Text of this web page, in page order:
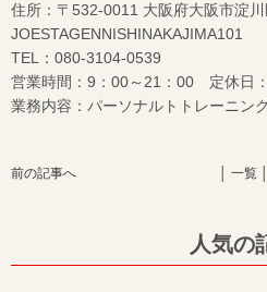
住所：〒532-0011 大阪府大阪市淀
JOESTAGENNISHINAKAJIMA101
TEL：080-3104-0539
営業時間：9：00～21：00 定休日
業務内容：パーソナルトトレーニン
前の記事へ │ 一覧 │
人気の